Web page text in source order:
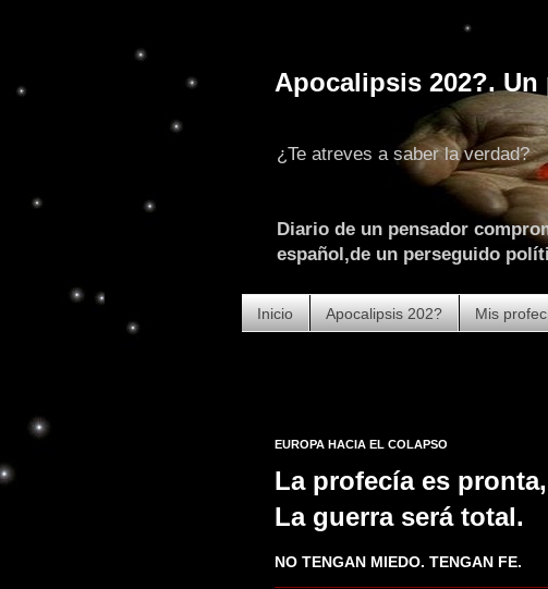
Apocalipsis 202?.
¿Te atreves a saber la verdad?
Diario de un pensador
español,de un perseguido
Inicio Apocalipsis 202? Mis
EUROPA HACIA EL COLAPSO
La profecía es
La guerra será total.
NO TENGAN MIEDO. TENGAN FE.